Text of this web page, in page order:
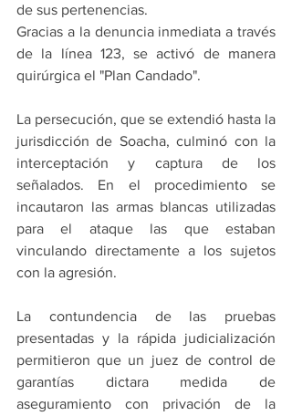
de sus pertenencias.
Gracias a la denuncia inmediata a través
de la línea 123, se activó de manera
quirúrgica el "Plan Candado".
La persecución, que se extendió hasta la
jurisdicción de Soacha, culminó con la
interceptación y captura de los
señalados. En el procedimiento se
incautaron las armas blancas utilizadas
para el ataque las que estaban
vinculando directamente a los sujetos
con la agresión.
La contundencia de las pruebas
presentadas y la rápida judicialización
permitieron que un juez de control de
garantías dictara medida de
aseguramiento con privación de la